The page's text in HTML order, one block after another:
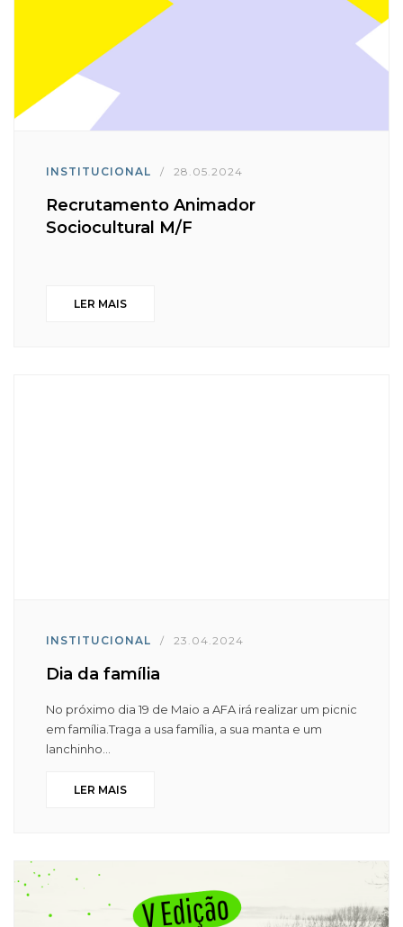
INSTITUCIONAL / 28.05.2024
Recrutamento Animador
Sociocultural M/F
LER MAIS
INSTITUCIONAL / 23.04.2024
Dia da família
No próximo dia 19 de Maio a AFA irá realizar um picnic
em família.Traga a usa família, a sua manta e um
lanchinho...
LER MAIS